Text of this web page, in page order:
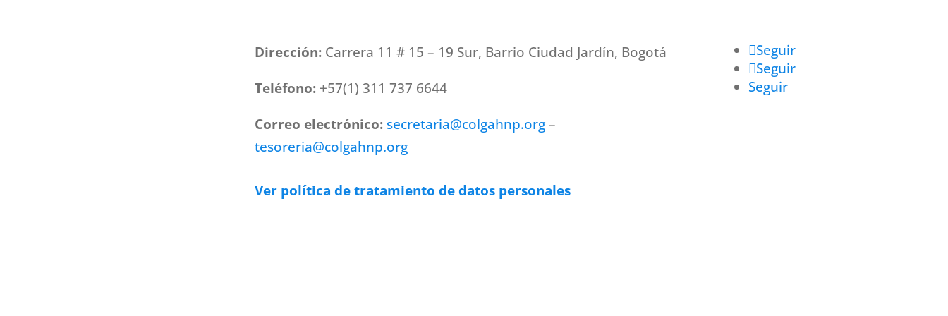
Dirección: Carrera 11 # 15 – 19 Sur, Barrio Ciudad Jardín, Bogotá
Teléfono: +57(1) 311 737 6644
Correo electrónico: secretaria@colgahnp.org–
tesoreria@colgahnp.org
Ver política de tratamiento de datos personales
Seguir
Seguir
Seguir